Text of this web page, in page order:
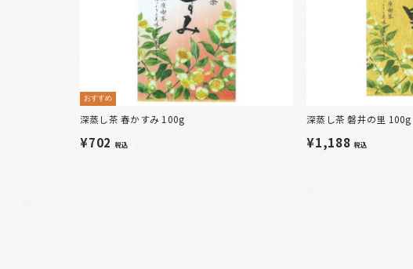
おすすめ
深蒸し茶 春かすみ 100g
¥702 税込
深蒸し茶 磐井の里 100g
¥1,188税込